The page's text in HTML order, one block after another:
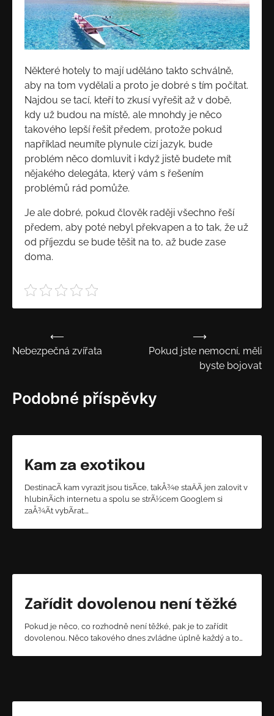
Některé hotely to mají uděláno takto schválně,
aby na tom vydělali a proto je dobré s tím počítat.
Najdou se tací, kteří to zkusí vyřešit až v době,
kdy už budou na místě, ale mnohdy je něco
takového lepší řešit předem, protože pokud
například neumíte plynule cizí jazyk, bude
problém něco domluvit i když jistě budete mít
nějakého delegáta, který vám s řešením
problémů rád pomůže.
Je ale dobré, pokud člověk raději všechno řeší
předem, aby poté nebyl překvapen a to tak, že už
od příjezdu se bude těšit na to, až bude zase
doma.
Navigace
pro
⟵
Nebezpečná zvířata
Pokud jste nemocní, měli
byste bojovat
⟶
Podobné příspěvky
Kam za exotikou
DestinacÃ­ kam vyrazit jsou tisÃ­ce, takÅ¾e staÄÃ­ jen zalovit v
hlubinÃ¡ch internetu a spolu se strÃ½cem Googlem si
zaÅ¾Ã­t vybÃ­rat.…
Zařídit dovolenou není těžké
Pokud je něco, co rozhodně není těžké, pak je to zařídit
dovolenou. Něco takového dnes zvládne úplně každý a to…